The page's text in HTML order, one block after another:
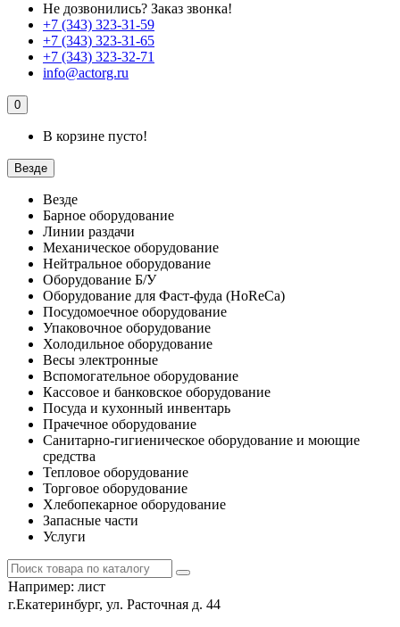
Не дозвонились? Заказ звонка!
+7 (343) 323-31-59
+7 (343) 323-31-65
+7 (343) 323-32-71
info@actorg.ru
0
В корзине пусто!
Везде
Везде
Барное оборудование
Линии раздачи
Механическое оборудование
Нейтральное оборудование
Оборудование Б/У
Оборудование для Фаст-фуда (HoReCa)
Посудомоечное оборудование
Упаковочное оборудование
Холодильное оборудование
Весы электронные
Вспомогательное оборудование
Кассовое и банковское оборудование
Посуда и кухонный инвентарь
Прачечное оборудование
Санитарно-гигиеническое оборудование и моющие
средства
Тепловое оборудование
Торговое оборудование
Хлебопекарное оборудование
Запасные части
Услуги
Например: лист
г.Екатеринбург, ул. Расточная д. 44